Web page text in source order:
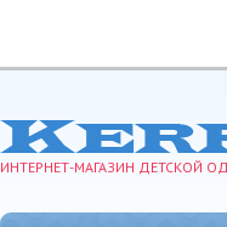
ИНТЕРНЕТ-МАГАЗИН ДЕТСКОЙ